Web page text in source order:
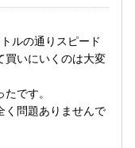
ルの通りスピード
買いにいくのは大変
です。
く問題ありませんで